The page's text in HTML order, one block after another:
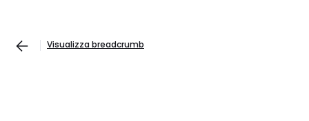
Visualizza breadcrumb